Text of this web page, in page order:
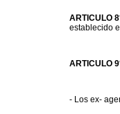
ARTICULO
establecido
ARTICULO
- Los ex-